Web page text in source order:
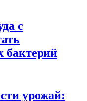
с
бактерий
урожай: